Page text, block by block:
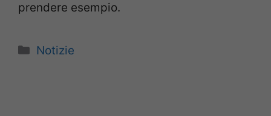
prendere esempio.
Categorie
Notizie